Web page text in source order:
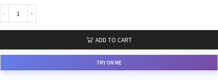
ADD TO CART
TRY ON ME